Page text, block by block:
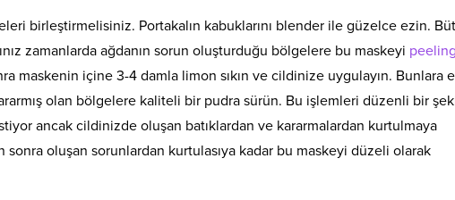
birleştirmelisiniz. Portakalın kabuklarını blender ile güzelce ezin.
zamanlarda ağdanın sorun oluşturduğu bölgelere bu maskeyi peeling
maskenin içine 3-4 damla limon sıkın ve cildinize uygulayın. Bunlara
olan bölgelere kaliteli bir pudra sürün. Bu işlemleri düzenli bir
ancak cildinizde oluşan batıklardan ve kararmalardan kurtulmaya
oluşan sorunlardan kurtulasıya kadar bu maskeyi düzeli olarak